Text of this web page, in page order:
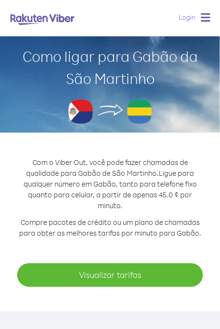
Login
Como ligar para Gabão da
São Martinho
Com o Viber Out, você pode fazer chamadas de
qualidade para Gabão de São Martinho.Ligue para
qualquer número em Gabão, tanto para telefone fixo
quanto para celular, a partir de apenas 45.0 ¢ por
minuto.
Compre pacotes de crédito ou um plano de chamadas
para obter as melhores tarifas por minuto para Gabão.
Visualizar tarifas